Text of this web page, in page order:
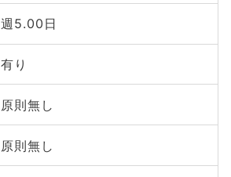
週5.00日
有り
原則無し
原則無し